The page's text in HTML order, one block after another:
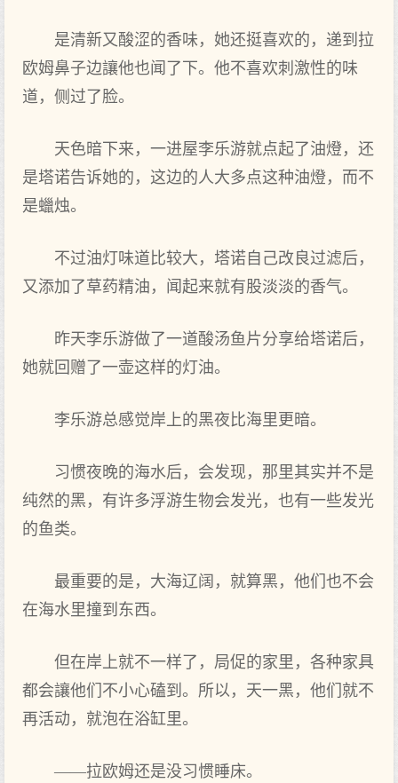
是清新又‌酸涩的香味，她还挺喜欢的，递到拉
欧姆鼻子边讓他也闻了下‌。他不喜欢刺激性的味
道，侧过了脸。
天色暗下‌来，一进屋李乐游就点起了油燈，还
是塔诺告诉她的，这边的人大多点这种油燈，而不
是蠟烛。
不过油灯味道比较大，塔诺自己改良过滤后，
又‌添加了草药精油，闻起来就有股淡淡的香气。
昨天李乐游做了一道酸汤鱼片分享给塔诺后，
她就回赠了一壶这样的灯油。
李乐游总感觉岸上的黑夜比海里更暗。
习惯夜晚的海水后，会发现，那里其实并不是
纯然的黑，有许多浮游生物会发光，也有一些发光
的鱼类。
最重要的是，大海辽阔，就算黑，他们也不会
在海水里撞到东西。
但在岸上就不一样了，局促的家里，各种家具
都会讓他们不小心磕到。所‌以，天一黑，他们就不
再活动，就泡在浴缸里。
——拉欧姆还是没习惯睡床。